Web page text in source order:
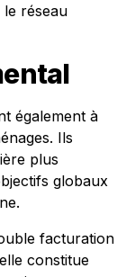
réseau
également à
Ils
plus
globaux
facturation
constitue